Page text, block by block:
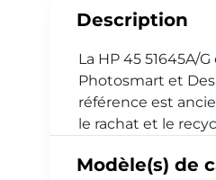
Description
La HP 45
Photosmart et
référence est
le rachat et le
Modèle(s) de